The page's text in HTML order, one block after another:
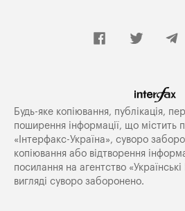
Будь-яке копiювання, публiкацiя,
поширення iнформацiї, що мiстить
«Iнтерфакс-Україна», суворо
копіювання або відтворення
посилання на агентство
вигляді суворо заборонено.